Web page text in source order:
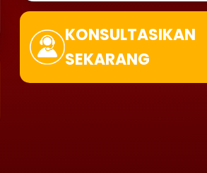
KONSULTASIKAN
SEKARANG